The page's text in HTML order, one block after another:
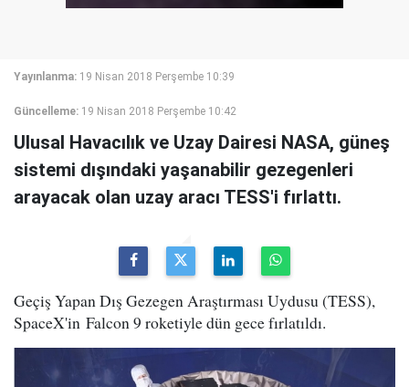
Yayınlanma: 19 Nisan 2018 Perşembe 10:39
Güncelleme: 19 Nisan 2018 Perşembe 10:42
Ulusal Havacılık ve Uzay Dairesi NASA, güneş
sistemi dışındaki yaşanabilir gezegenleri
arayacak olan uzay aracı TESS'i fırlattı.
Geçiş Yapan Dış Gezegen Araştırması Uydusu (TESS),
SpaceX'in Falcon 9 roketiyle dün gece fırlatıldı.